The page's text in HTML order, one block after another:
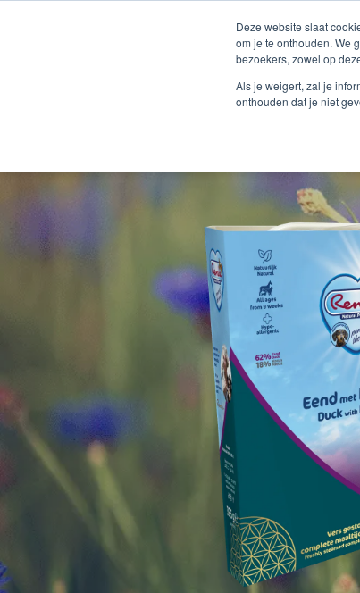
Deze website slaat
om je te onthouden. We
bezoekers, zowel op
Als je weigert, zal je
onthouden dat je niet